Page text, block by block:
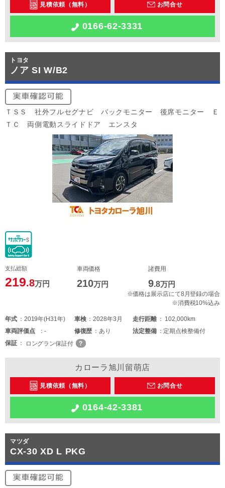
見積依頼（無料） お問合せ
0166-62-3331
トヨタ
ノア SI W/B2
ＴＳＳ 社外フルセグナビ バックモニター 後席モニター Ｅ
ＴＣ 両側電動スライドドア エンスタ
支払総額
219.8万円
車両価格
210万円
諸費用
9.8万円
※価格は展示店にて8月登録の場合
※消費税10%込み
年式 2019年(H31年) 車検 2028年3月 走行距離
102,000km
車両評価点 - 修復歴 あり 法定整備
定期点検整備付
保証
ロングラン保証付
カローラ旭川留萌店
見積依頼（無料） お問合せ
0164-42-3381
マツダ
CX-30 XD L PKG